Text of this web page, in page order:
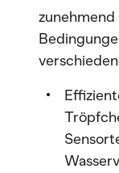
zunehmend